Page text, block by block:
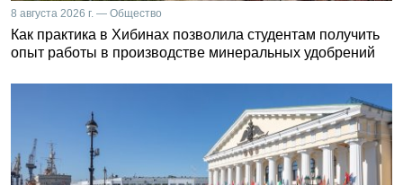
8 августа 2026 г. — Общество
Как практика в Хибинах позволила студентам получить
опыт работы в производстве минеральных удобрений